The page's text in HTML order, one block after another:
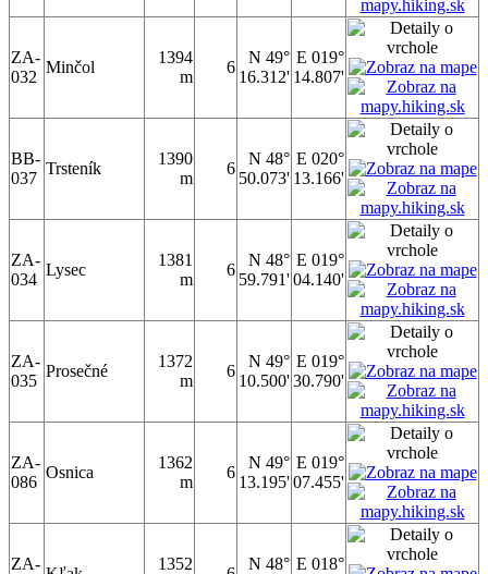
ZA-
032
Minčol
1394
m
6
N 49°
16.312'
E 019°
14.807'
BB-
037
Trsteník
1390
m
6
N 48°
50.073'
E 020°
13.166'
ZA-
034
Lysec
1381
m
6
N 48°
59.791'
E 019°
04.140'
ZA-
035
Prosečné
1372
m
6
N 49°
10.500'
E 019°
30.790'
ZA-
086
Osnica
1362
m
6
N 49°
13.195'
E 019°
07.455'
ZA-
1352
N 48° E 018°